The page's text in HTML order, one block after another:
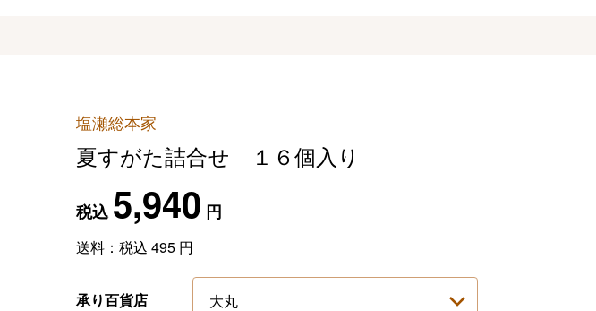
塩瀬総本家
夏すがた詰合せ １６個入り
税込5,940 円
送料：税込 495円
承り百貨店